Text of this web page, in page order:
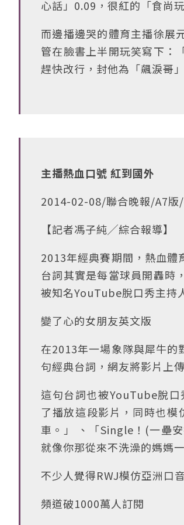
心話」0.09，很紅的「食尚
而邊播邊哭的體育主播徐展
管在臉書上半開玩笑寫下：
趕快改行，封他為「飆淚哥
主播熱血口號 紅到國外
2014-02-08/聯合晚報/A7版
【記者馮子純╱綜合報導】
2013年經典賽期間，熱血體
台詞其實是每當球員開轟時
被知名YouTube脫口秀主持
變了心的女朋友英文版
在2013年一場象隊與犀牛的
句經典台詞，網友將影片上
這句台詞也被YouTube脫
了播放這段影片，同時也
車。」 、「Single！(一壘
就像你那從來不洗澡的媽媽
不少人覺得RWJ模仿亞洲口
頻道破1000萬人訂閱